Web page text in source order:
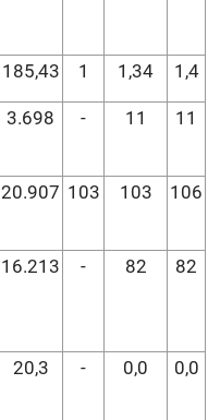
185,43 1 1,34 1,4
3.698 - 11 11
20.907 103 103 106
16.213 - 82 82
20,3 - 0,0 0,0